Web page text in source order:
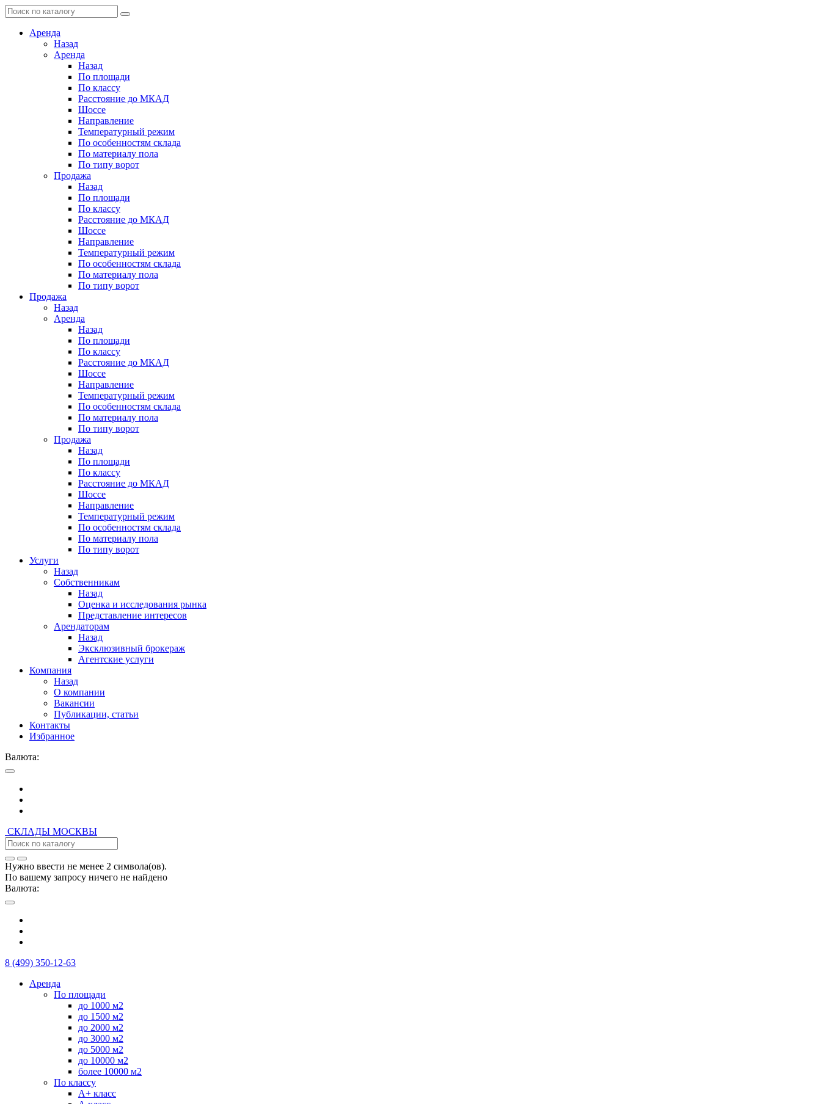
Аренда
Назад
Аренда
Назад
По площади
По классу
Расстояние до МКАД
Шоссе
Направление
Температурный режим
По особенностям склада
По материалу пола
По типу ворот
Продажа
Назад
По площади
По классу
Расстояние до МКАД
Шоссе
Направление
Температурный режим
По особенностям склада
По материалу пола
По типу ворот
Продажа
Назад
Аренда
Назад
По площади
По классу
Расстояние до МКАД
Шоссе
Направление
Температурный режим
По особенностям склада
По материалу пола
По типу ворот
Продажа
Назад
По площади
По классу
Расстояние до МКАД
Шоссе
Направление
Температурный режим
По особенностям склада
По материалу пола
По типу ворот
Услуги
Назад
Собственникам
Назад
Оценка и исследования рынка
Представление интересов
Арендаторам
Назад
Эксклюзивный брокераж
Агентские услуги
Компания
Назад
О компании
Вакансии
Публикации, статьи
Контакты
Избранное
Валюта:
СКЛАДЫ МОСКВЫ
Нужно ввести не менее 2 символа(ов).
По вашему запросу ничего не найдено
Валюта:
8 (499) 350-12-63
Аренда
По площади
до 1000 м2
до 1500 м2
до 2000 м2
до 3000 м2
до 5000 м2
до 10000 м2
более 10000 м2
По классу
А+ класс